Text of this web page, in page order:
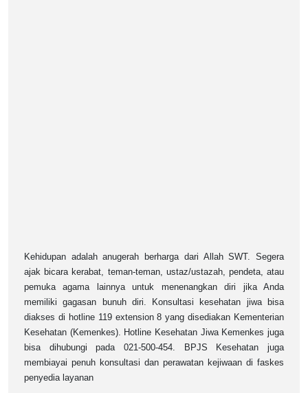
Kehidupan adalah anugerah berharga dari Allah SWT. Segera
ajak bicara kerabat, teman-teman, ustaz/ustazah, pendeta, atau
pemuka agama lainnya untuk menenangkan diri jika Anda
memiliki gagasan bunuh diri. Konsultasi kesehatan jiwa bisa
diakses di hotline 119 extension 8 yang disediakan Kementerian
Kesehatan (Kemenkes). Hotline Kesehatan Jiwa Kemenkes juga
bisa dihubungi pada 021-500-454. BPJS Kesehatan juga
membiayai penuh konsultasi dan perawatan kejiwaan di faskes
penyedia layanan